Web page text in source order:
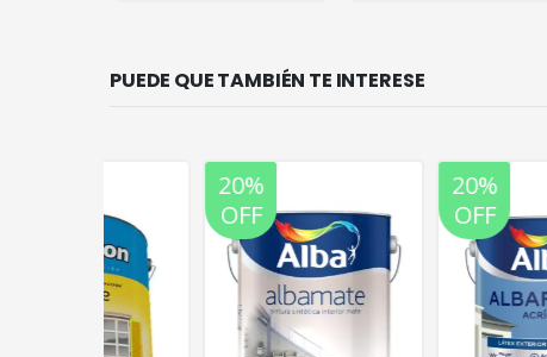
PUEDE QUE TAMBIÉN TE INTERESE
OFF
OFF